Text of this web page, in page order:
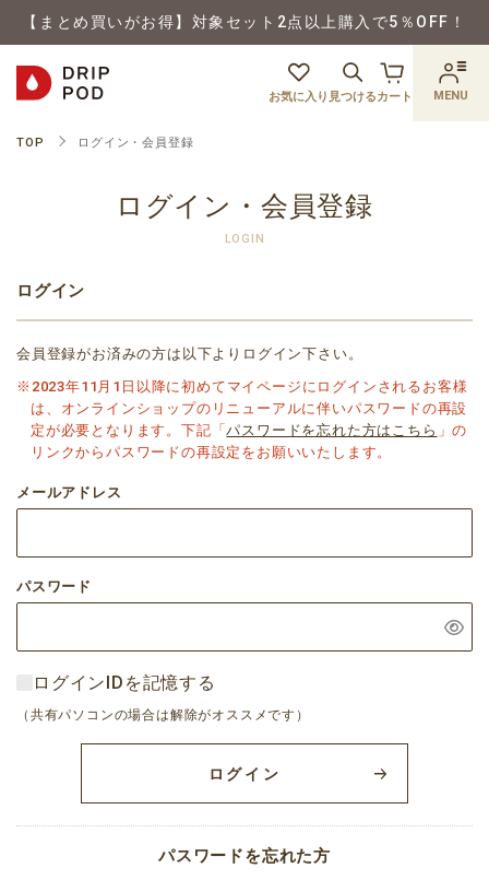
【まとめ買いがお得】対象セット2点以上購入で5％OFF！
お気に入り 見つけるカート MENU
TOP ログイン・会員登録
ログイン・会員登録
LOGIN
ログイン
会員登録がお済みの方は以下よりログイン下さい。
※2023年11月1日以降に初めてマイページにログインされるお客様
は、オンラインショップのリニューアルに伴いパスワードの再設
定が必要となります。下記「パスワードを忘れた方はこちら 」の
リンクからパスワードの再設定をお願いいたします。
メールアドレス
パスワード
ログインIDを記憶する
（共有パソコンの場合は解除がオススメです）
ログイン
パスワードを忘れた方